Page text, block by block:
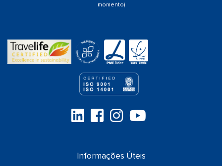
momento)
Informações Úteis